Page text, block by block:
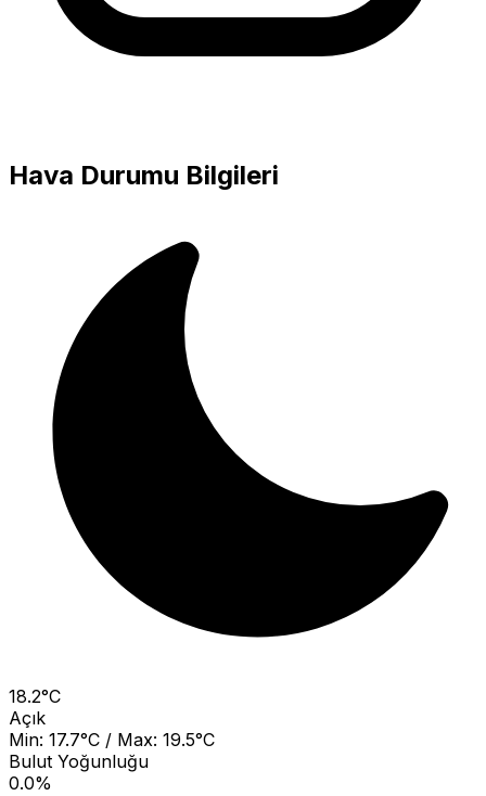
Hava Durumu Bilgileri
18.2°C
Açık
Min: 17.7°C / Max: 19.5°C
Bulut Yoğunluğu
0.0%